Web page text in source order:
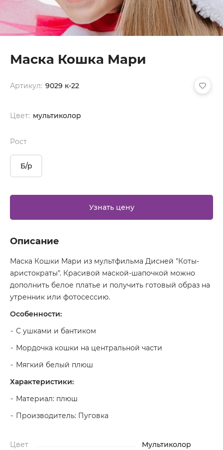
Маска Кошка Мари
Артикул: 9029 к-22
Цвет: мультиколор
Рост
Б/р
Узнать цену
Описание
Маска Кошки Мари из мультфильма Дисней "Коты-
аристократы". Красивой маской-шапочкой можно
дополнить белое платье и получить готовый образ на
утренник или фотосессию.
Особенности:
С ушками и бантиком
Мордочка кошки на центральной части
Мягкий белый плюш
Характеристики:
Материал: плюш
Производитель: Пуговка
Цвет
Мультиколор